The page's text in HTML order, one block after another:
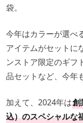
袋。
今年はカラーが選べ
アイテムがセットに
ンストア限定のギフ
品セットなど、今年
加えて、2024年は創
込）のスペシャルな